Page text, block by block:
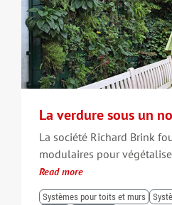
La verdure sous un
La société Richard Brink
modulaires pour
Read more
Systèmes pour toits et murs